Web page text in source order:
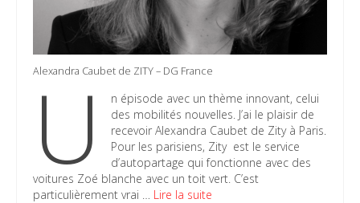
Alexandra Caubet de ZITY – DG France
U
n épisode avec un thème innovant, celui
des mobilités nouvelles. J’ai le plaisir de
recevoir Alexandra Caubet de Zity à Paris.
Pour les parisiens, Zity est le service
d’autopartage qui fonctionne avec des
voitures Zoé blanche avec un toit vert. C’est
particulièrement vrai … Lire la suite